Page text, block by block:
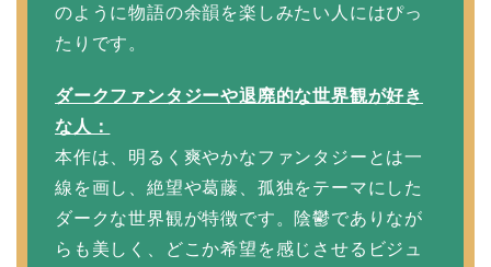
のように物語の余韻を楽しみたい人にはぴっ
たりです。
ダークファンタジーや退廃的な世界観が好き
な人：
本作は、明るく爽やかなファンタジーとは一
線を画し、絶望や葛藤、孤独をテーマにした
ダークな世界観が特徴です。陰鬱でありなが
らも美しく、どこか希望を感じさせるビジュ